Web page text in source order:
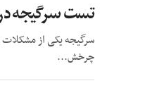
تست سرگیجه
سرگیجه یکی از مشکلات
چرخش...